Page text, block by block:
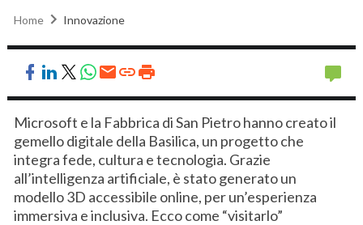
Home Innovazione
Microsoft e la Fabbrica di San Pietro hanno creato il
gemello digitale della Basilica, un progetto che
integra fede, cultura e tecnologia. Grazie
all’intelligenza artificiale, è stato generato un
modello 3D accessibile online, per un’esperienza
immersiva e inclusiva. Ecco come “visitarlo”